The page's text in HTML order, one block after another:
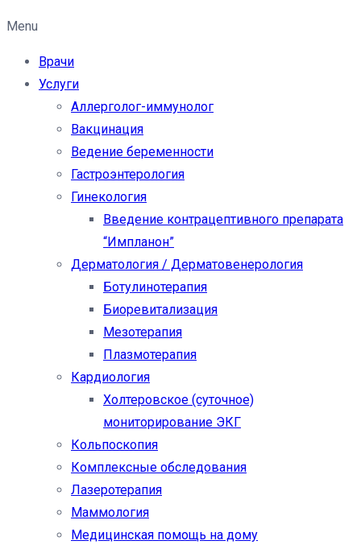
Menu
Врачи
Услуги
Аллерголог-иммунолог
Вакцинация
Ведение беременности
Гастроэнтерология
Гинекология
Введение контрацептивного препарата
“Импланон”
Дерматология / Дерматовенерология
Ботулинотерапия
Биоревитализация
Мезотерапия
Плазмотерапия
Кардиология
Холтеровское (суточное)
мониторирование ЭКГ
Кольпоскопия
Комплексные обследования
Лазеротерапия
Маммология
Медицинская помощь на дому